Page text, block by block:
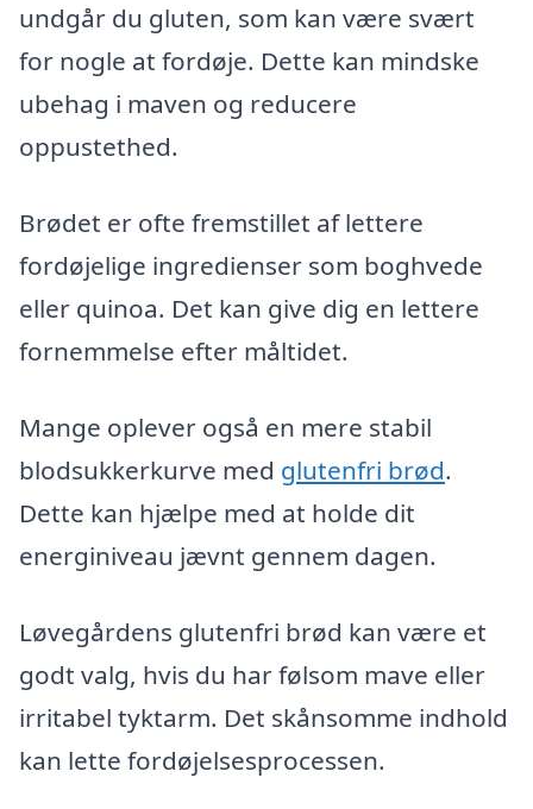
undgår du gluten, som kan være svært
for nogle at fordøje. Dette kan mindske
ubehag i maven og reducere
oppustethed.
Brødet er ofte fremstillet af lettere
fordøjelige ingredienser som boghvede
eller quinoa. Det kan give dig en lettere
fornemmelse efter måltidet.
Mange oplever også en mere stabil
blodsukkerkurve med glutenfri brød.
Dette kan hjælpe med at holde dit
energiniveau jævnt gennem dagen.
Løvegårdens glutenfri brød kan være et
godt valg, hvis du har følsom mave eller
irritabel tyktarm. Det skånsomme indhold
kan lette fordøjelsesprocessen.